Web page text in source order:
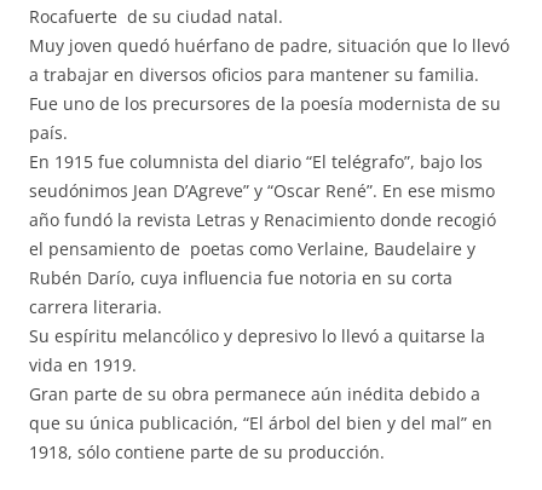
Rocafuerte de su ciudad natal.
Muy joven quedó huérfano de padre, situación que lo llevó
a trabajar en diversos oficios para mantener su familia.
Fue uno de los precursores de la poesía modernista de su
país.
En 1915 fue columnista del diario “El telégrafo”, bajo los
seudónimos Jean D’Agreve” y “Oscar René”. En ese mismo
año fundó la revista Letras y Renacimiento donde recogió
el pensamiento de poetas como Verlaine, Baudelaire y
Rubén Darío, cuya influencia fue notoria en su corta
carrera literaria.
Su espíritu melancólico y depresivo lo llevó a quitarse la
vida en 1919.
Gran parte de su obra permanece aún inédita debido a
que su única publicación, “El árbol del bien y del mal” en
1918, sólo contiene parte de su producción.